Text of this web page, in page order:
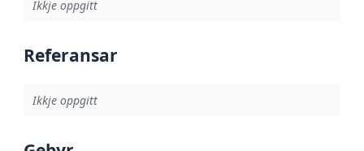
Ikkje oppgitt
Referansar
Ikkje oppgitt